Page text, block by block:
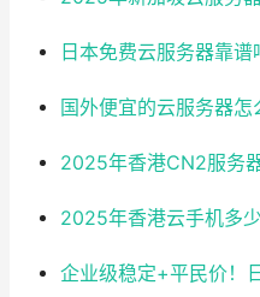
日本免费云服务器靠
国外便宜的云服务器
2025年香港CN2服务
2025年香港云手机多
企业级稳定+平民价！